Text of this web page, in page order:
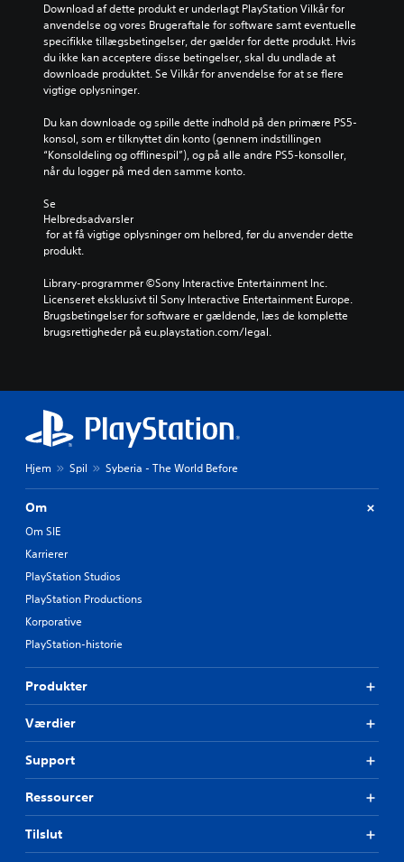
Download af dette produkt er underlagt PlayStation Vilkår for
anvendelse og vores Brugeraftale for software samt eventuelle
specifikke tillægsbetingelser, der gælder for dette produkt. Hvis
du ikke kan acceptere disse betingelser, skal du undlade at
downloade produktet. Se Vilkår for anvendelse for at se flere
vigtige oplysninger.
Du kan downloade og spille dette indhold på den primære PS5-
konsol, som er tilknyttet din konto (gennem indstillingen
“Konsoldeling og offlinespil”), og på alle andre PS5-konsoller,
når du logger på med den samme konto.
Se
Helbredsadvarsler
produkt.
Library-programmer ©Sony Interactive Entertainment Inc.
Licenseret eksklusivt til Sony Interactive Entertainment Europe.
Brugsbetingelser for software er gældende, læs de komplette
brugsrettigheder på eu.playstation.com/legal.
Hjem Spil Syberia - The World Before
Om
Om SIE
Karrierer
PlayStation Studios
PlayStation Productions
Korporative
PlayStation-historie
Produkter
Værdier
Support
Ressourcer
Tilslut